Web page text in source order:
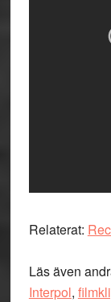
Relaterat:
Läs även
Interpol,